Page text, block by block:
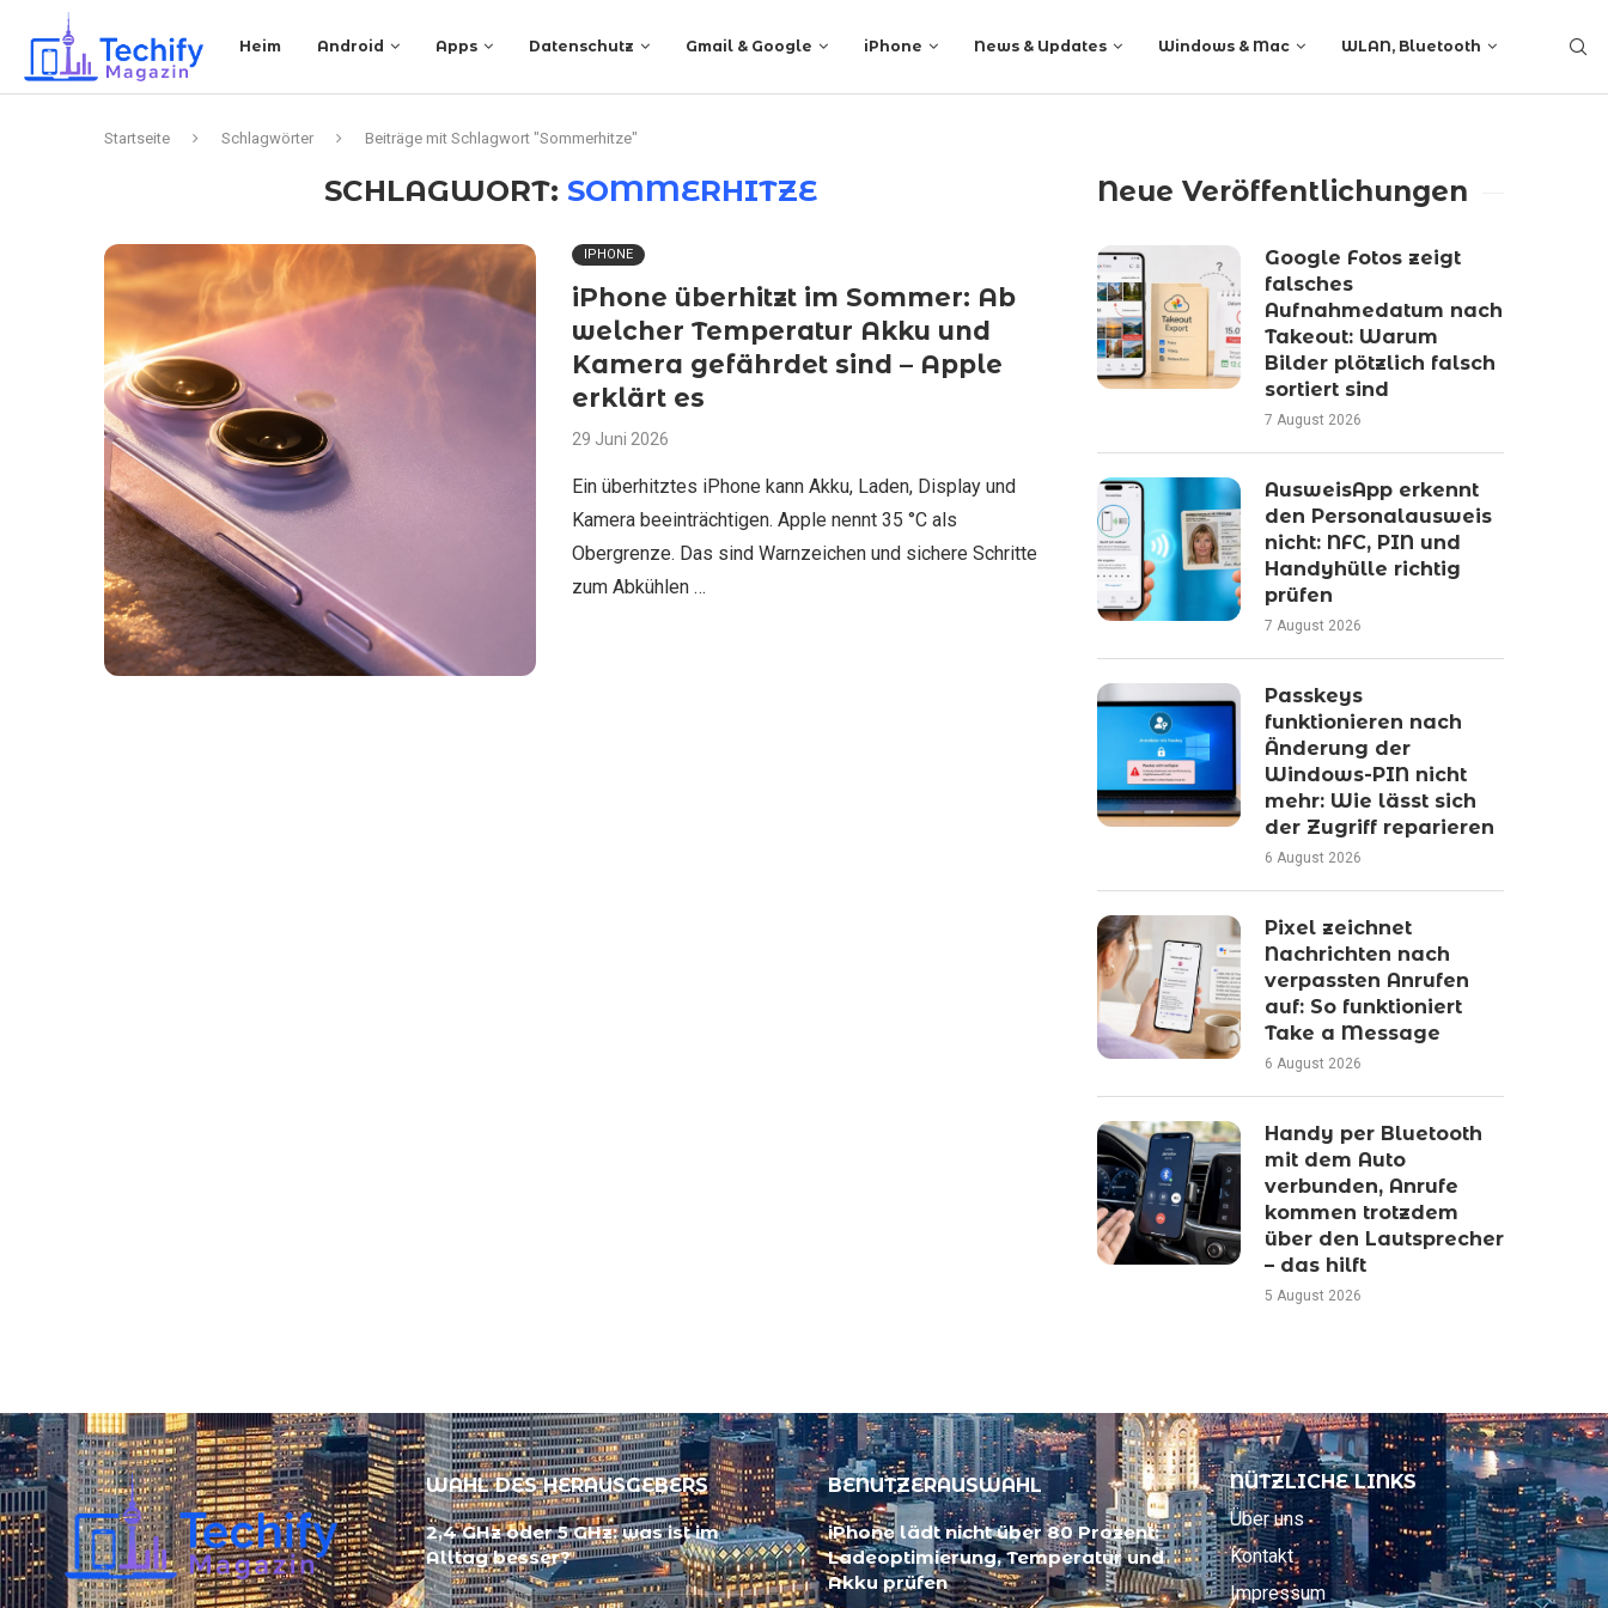
Heim Android Apps Datenschutz Gmail & Google iPhone News & Updates Windows & Mac WLAN, Bluetooth
Startseite Schlagwörter Beiträge mit Schlagwort "Sommerhitze"
SCHLAGWORT: SOMMERHITZE
IPHONE
iPhone überhitzt im Sommer: Ab
welcher Temperatur Akku und
Kamera gefährdet sind – Apple
erklärt es
29 Juni 2026
Ein überhitztes iPhone kann Akku, Laden, Display und
Kamera beeinträchtigen. Apple nennt 35 °C als
Obergrenze. Das sind Warnzeichen und sichere Schritte
zum Abkühlen …
Neue Veröffentlichungen
Google Fotos zeigt
falsches
Aufnahmedatum nach
Takeout: Warum
Bilder plötzlich falsch
sortiert sind
7 August 2026
AusweisApp erkennt
den Personalausweis
nicht: NFC, PIN und
Handyhülle richtig
prüfen
7 August 2026
Passkeys
funktionieren nach
Änderung der
Windows-PIN nicht
mehr: Wie lässt sich
der Zugriff reparieren
6 August 2026
Pixel zeichnet
Nachrichten nach
verpassten Anrufen
auf: So funktioniert
Take a Message
6 August 2026
Handy per Bluetooth
mit dem Auto
verbunden, Anrufe
kommen trotzdem
über den Lautsprecher
– das hilft
5 August 2026
WAHL DES HERAUSGEBERS
2,4 GHz oder 5 GHz: was ist im
Alltag besser?
BENUTZERAUSWAHL
iPhone lädt nicht über 80 Prozent:
Ladeoptimierung, Temperatur und
Akku prüfen
NÜTZLICHE LINKS
Über uns
Kontakt
Impressum